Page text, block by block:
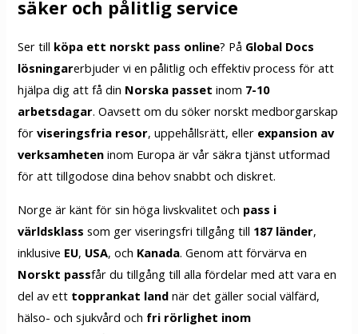
säker och pålitlig service
Ser till köpa ett norskt pass online? På Global Docs
lösningarerbjuder vi en pålitlig och effektiv process för att
hjälpa dig att få din Norska passet inom 7-10
arbetsdagar. Oavsett om du söker norskt medborgarskap
förviseringsfria resor, uppehållsrätt, eller expansion av
verksamheten inom Europa är vår säkra tjänst utformad
för att tillgodose dina behov snabbt och diskret.
Norge är känt för sin höga livskvalitet och pass i
världsklass som ger viseringsfri tillgång till 187 länder,
inklusive EU, USA, och Kanada. Genom att förvärva en
Norskt passfår du tillgång till alla fördelar med att vara en
del av ett topprankat land när det gäller social välfärd,
hälso- och sjukvård och fri rörlighet inom